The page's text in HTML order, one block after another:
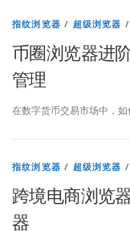
指纹浏览器 / 超级浏览器
币圈浏览器进
管理
在数字货币交易市场中，
指纹浏览器 / 超级浏览器
跨境电商浏览
器